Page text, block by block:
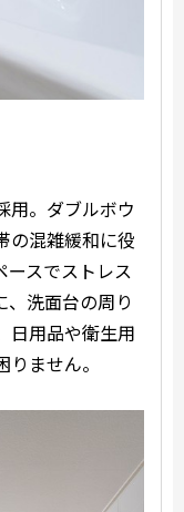
用。ダブルボウ
の混雑緩和に役
ースでストレス
、洗面台の周り
日用品や衛生用
ません。